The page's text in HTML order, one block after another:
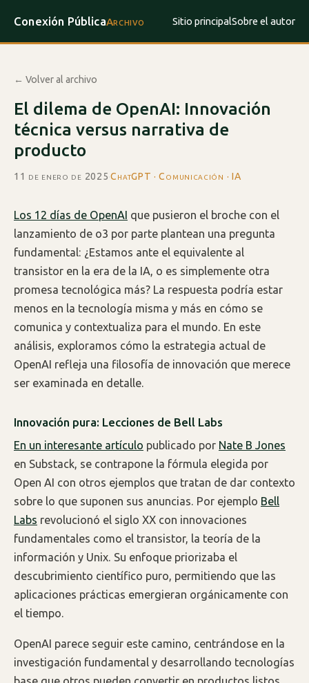
Conexión PúblicaArchivo Sitio principalSobre el autor
← Volver al archivo
El dilema de OpenAI: Innovación
técnica versus narrativa de
producto
11 de enero de 2025·ChatGPT · Comunicación · IA
Los 12 días de OpenAI que pusieron el broche con el
lanzamiento de o3 por parte plantean una pregunta
fundamental: ¿Estamos ante el equivalente al
transistor en la era de la IA, o es simplemente otra
promesa tecnológica más? La respuesta podría estar
menos en la tecnología misma y más en cómo se
comunica y contextualiza para el mundo. En este
análisis, exploramos cómo la estrategia actual de
OpenAI refleja una filosofía de innovación que merece
ser examinada en detalle.
Innovación pura: Lecciones de Bell Labs
En un interesante artículo publicado por Nate B Jones
en Substack, se contrapone la fórmula elegida por
Open AI con otros ejemplos que tratan de dar contexto
sobre lo que suponen sus anuncias. Por ejemplo Bell
Labs revolucionó el siglo XX con innovaciones
fundamentales como el transistor, la teoría de la
información y Unix. Su enfoque priorizaba el
descubrimiento científico puro, permitiendo que las
aplicaciones prácticas emergieran orgánicamente con
el tiempo.
OpenAI parece seguir este camino, centrándose en la
investigación fundamental y desarrollando tecnologías